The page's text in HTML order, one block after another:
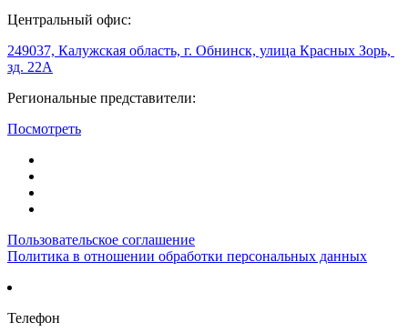
Центральный офис:
249037, Калужская область, г. Обнинск, улица Красных Зорь,
зд. 22А
Региональные представители:
Посмотреть
Пользовательское соглашение
Политика в отношении обработки персональных данных
Телефон